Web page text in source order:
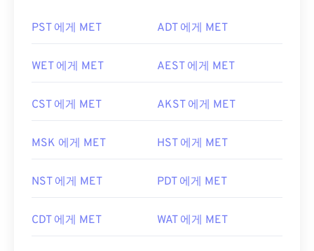
PST 에게 MET ADT 에게 MET
WET 에게 MET AEST 에게 MET
CST 에게 MET AKST 에게 MET
MSK 에게 MET HST 에게 MET
NST 에게 MET PDT 에게 MET
CDT 에게 MET WAT 에게 MET